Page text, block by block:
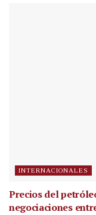
INTERNACIONALES
Precios del
negociaciones